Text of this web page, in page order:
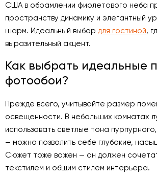
США в обрамлении фиолетового неба
пространству динамику и элегантный
шарм. Идеальный выбор для гостиной,
выразительный акцент.
Как выбрать идеальные
фотообои?
Прежде всего, учитывайте размер
освещенности. В небольших комнатах
использовать светлые тона
— можно позволить себе глубокие,
Сюжет тоже важен — он должен
текстилем и общим стилем интерьера.